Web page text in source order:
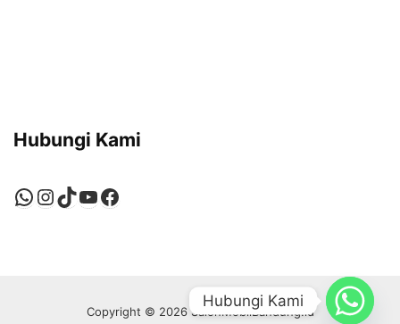
Hubungi Kami
WhatsApp
Instagram
TikTok
YouTube
Facebook
Copyright © 2026 SalonMobilBandung.id
Hubungi Kami